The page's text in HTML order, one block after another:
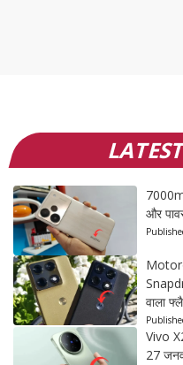
और
वाला
Vivo
27